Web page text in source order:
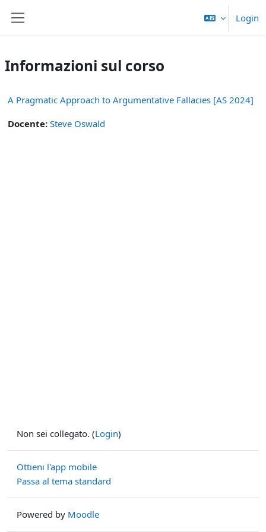
Login
Informazioni sul corso
A Pragmatic Approach to Argumentative Fallacies [AS 2024]
Docente: Steve Oswald
Non sei collegato. (Login)
Ottieni l'app mobile
Passa al tema standard
Powered by Moodle